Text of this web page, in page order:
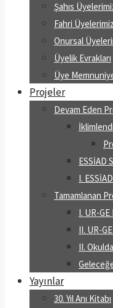
Şahıs
Fahri Üyelerimiz
Onursal
Üyelik Evrakları
Üye
Projeler
Devam Eden
ESSİAD
I.
Tamamlanan
I. UR-
II. UR-
II.
Yayınlar
30. Yıl Anı Kitabı